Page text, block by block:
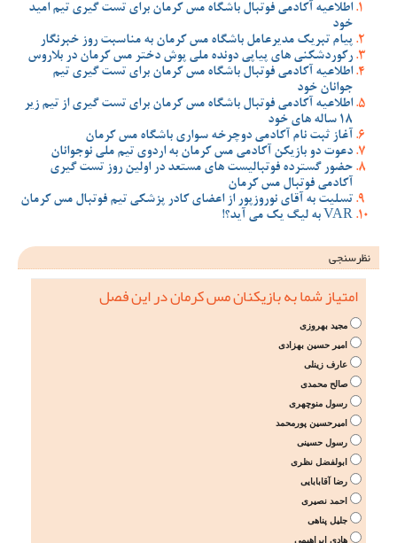
اطلاعیه آکادمی فوتبال باشگاه مس کرمان برای تست گیری تیم امید
خود
پیام تبریک مدیرعامل باشگاه مس کرمان به مناسبت روز خبرنگار
رکوردشکنی های پیاپی دونده ملی پوش دختر مس کرمان در بلاروس
اطلاعیه آکادمی فوتبال باشگاه مس کرمان برای تست گیری تیم
جوانان خود
اطلاعیه آکادمی فوتبال باشگاه مس کرمان برای تست گیری از تیم زیر
18 ساله های خود
آغاز ثبت نام آکادمی دوچرخه سواری باشگاه مس کرمان
دعوت دو بازیکن آکادمی مس کرمان به اردوی تیم ملی نوجوانان
حضور گسترده فوتبالیست های مستعد در اولین روز تست گیری
آکادمی فوتبال مس کرمان
تسلیت به آقای نوروزپور از اعضای کادر پزشکی تیم فوتبال مس کرمان
VAR به لیگ یک می آید؟!
نظرسنجی
امتیاز شما به بازیکنان مس کرمان در این فصل
مجید بهروزی
امیر حسین بهزادی
عارف زینلی
صالح محمدی
رسول منوچهری
امیرحسین پورمحمد
رسول حسینی
ابولفضل نظری
رضا آقابابایی
احمد نصیری
جلیل پناهی
هادی ابراهیمی